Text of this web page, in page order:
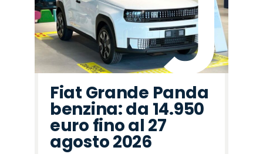
Fiat Grande Panda
benzina: da 14.950
euro fino al 27
agosto 2026